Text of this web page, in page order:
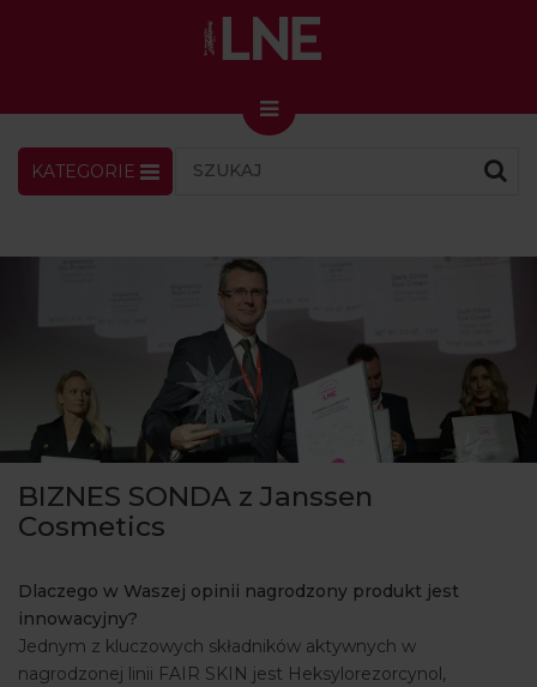
LNENEWS
KONGRES I TARGI
Skin Master w Warszawie
49. edycja w Krakowie
VIDEO
PODCAST
MAGAZYN
O NAS
ARTYKUŁY
KATEGORIE
BIZNES SONDA z Janssen
Cosmetics
Dlaczego w Waszej opinii nagrodzony produkt jest
innowacyjny?
Jednym z kluczowych składników aktywnych w
nagrodzonej linii FAIR SKIN jest Heksylorezorcynol,